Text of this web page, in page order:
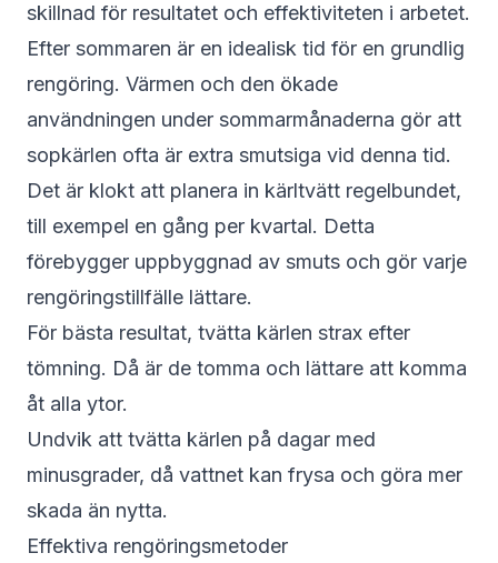
skillnad för resultatet och effektiviteten i arbetet.
Efter sommaren är en idealisk tid för en grundlig
rengöring. Värmen och den ökade
användningen under sommarmånaderna gör att
sopkärlen ofta är extra smutsiga vid denna tid.
Det är klokt att planera in kärltvätt regelbundet,
till exempel en gång per kvartal. Detta
förebygger uppbyggnad av smuts och gör varje
rengöringstillfälle lättare.
För bästa resultat, tvätta kärlen strax efter
tömning. Då är de tomma och lättare att komma
åt alla ytor.
Undvik att tvätta kärlen på dagar med
minusgrader, då vattnet kan frysa och göra mer
skada än nytta.
Effektiva rengöringsmetoder